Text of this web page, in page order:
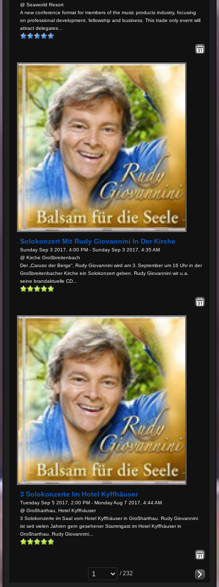
@ Seaworld Resort
A new conference format for members of the music products industry, focusing
on professional development, fellowship and business. This trade only event will
attract delegates...
Solokonzert Mit Rudy Giovannini In Der Kirche
Sunday Sep 3 2017, 4:00 PM - Sunday Sep 3 2017, 4:35 AM
@ Kirche Großbreitenbach
Der „Caruso der Berge“, Rudy Giovannini wird am 3. September um 16 Uhr in der
Großbreitenbacher Kirche ein Solokonzert geben. Rudy Giovannini wir u.a.
seine brandaktuelle CD...
3 Solokonzerte Im Hotel Kyffhäuser
Tuesday Sep 5 2017, 2:00 PM - Monday Aug 7 2017, 4:44 AM
@ Großharthau, Hotel Kyffhäuser
3 Solokonzerte im Saal vom Hotel Kyffhäuser in Großharthau. Rudy Giovannini
ist seit vielen Jahren gern gesehener Stammgast im Hotel Kyffhäuser in
Großharthau. Rudy Giovannini...
/ 232